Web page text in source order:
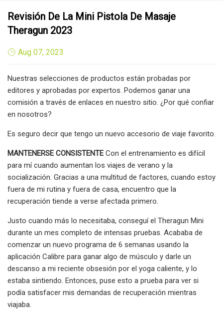
Revisión De La Mini Pistola De Masaje
Theragun 2023
Aug 07, 2023
Nuestras selecciones de productos están probadas por
editores y aprobadas por expertos. Podemos ganar una
comisión a través de enlaces en nuestro sitio. ¿Por qué confiar
en nosotros?
Es seguro decir que tengo un nuevo accesorio de viaje favorito.
MANTENERSE CONSISTENTE Con el entrenamiento es difícil
para mí cuando aumentan los viajes de verano y la
socialización. Gracias a una multitud de factores, cuando estoy
fuera de mi rutina y fuera de casa, encuentro que la
recuperación tiende a verse afectada primero.
Justo cuando más lo necesitaba, conseguí el Theragun Mini
durante un mes completo de intensas pruebas. Acababa de
comenzar un nuevo programa de 6 semanas usando la
aplicación Calibre para ganar algo de músculo y darle un
descanso a mi reciente obsesión por el yoga caliente, y lo
estaba sintiendo. Entonces, puse esto a prueba para ver si
podía satisfacer mis demandas de recuperación mientras
viajaba.